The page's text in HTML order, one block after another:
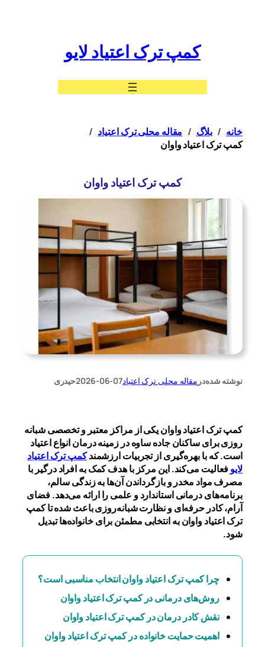
کمپ ترک اعتیاد لایو
خانه بلاگ
مقاله محلی ترک اعتیاد
کمپ ترک اعتیاد واوان
کمپ ترک اعتیاد واوان
نوشته شدهدر مقاله محلی ترک اعتیاد2026-06-07حیدری
کمپ ترک اعتیاد واوان یکی از مراکز معتبر و تخصصی شبانه
روزی برای ساکنان جاده ساوه در زمینه درمان انواع اعتیاد
است. که با بهره‌گیری از تجربیات ارزشمندکمپ ترک اعتیاد
لایوفعالیت می‌کند. این مرکز با هدف کمک به افراد درگیر با
مصرف مواد مخدر و بازگرداندن آن‌ها به زندگی سالم،
برنامه‌های درمانی استاندارد و علمی را ارائه می‌دهد. فضای
آرام، کادر حرفه‌ای و نظارت شبانه‌روزی باعث شده تا کمپ
ترک اعتیاد واوان به انتخابی مطمئن برای خانواده‌ها تبدیل
شود.
چرا کمپ ترک اعتیاد واوان انتخاب مناسبی است؟
روش‌های درمانی در کمپ ترک اعتیاد واوان
نقش کادر درمان در کمپ ترک اعتیاد واوان
اهمیت حمایت خانواده در کمپ ترک اعتیاد واوان